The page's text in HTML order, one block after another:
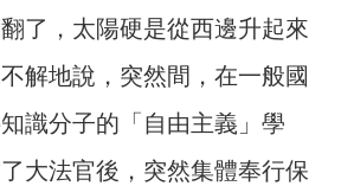
翻了，太陽硬是從西邊升起來
解地說，突然間，在一般國
識分子的「自由主義」學
大法官後，突然集體奉行保